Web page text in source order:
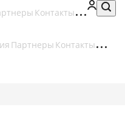
Контакты
Партнеры Контакты